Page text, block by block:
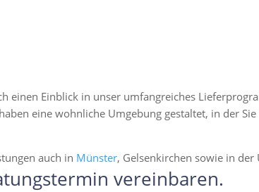
einen Einblick in unser umfangreiches
eine wohnliche Umgebung gestaltet, in der
auch in Münster, Gelsenkirchen sowie in
vereinbaren.